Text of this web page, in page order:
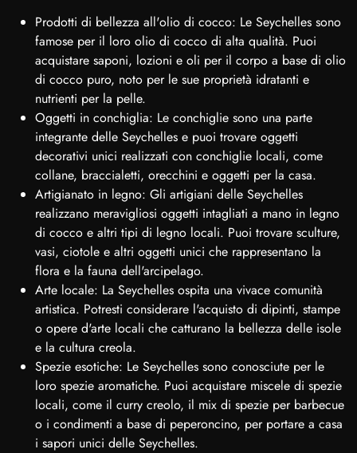
Prodotti di bellezza all'olio di cocco: Le Seychelles sono
famose per il loro olio di cocco di alta qualità. Puoi
acquistare saponi, lozioni e oli per il corpo a base di olio
di cocco puro, noto per le sue proprietà idratanti e
nutrienti per la pelle.
Oggetti in conchiglia: Le conchiglie sono una parte
integrante delle Seychelles e puoi trovare oggetti
decorativi unici realizzati con conchiglie locali, come
collane, braccialetti, orecchini e oggetti per la casa.
Artigianato in legno: Gli artigiani delle Seychelles
realizzano meravigliosi oggetti intagliati a mano in legno
di cocco e altri tipi di legno locali. Puoi trovare sculture,
vasi, ciotole e altri oggetti unici che rappresentano la
flora e la fauna dell'arcipelago.
Arte locale: La Seychelles ospita una vivace comunità
artistica. Potresti considerare l'acquisto di dipinti, stampe
o opere d'arte locali che catturano la bellezza delle isole
e la cultura creola.
Spezie esotiche: Le Seychelles sono conosciute per le
loro spezie aromatiche. Puoi acquistare miscele di spezie
locali, come il curry creolo, il mix di spezie per barbecue
o i condimenti a base di peperoncino, per portare a casa
i sapori unici delle Seychelles.